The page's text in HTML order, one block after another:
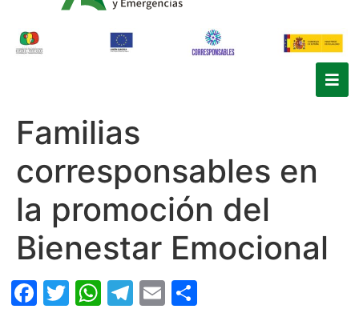
Familias
corresponsables en
la promoción del
Bienestar Emocional
Facebook
Twitter
WhatsApp
Telegram
Email